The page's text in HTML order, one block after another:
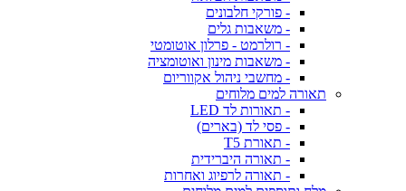
- פורקי חלבונים
- משאבות גלים
- רולרמט - פרלון אוטומטי
- משאבות מינון ואוטומציה
- מחשבי ניהול אקווריום
תאורה למים מלוחים
- תאורות לד LED
- פסי לד (בארים)
- תאורת T5
- תאורה היברידית
- תאורה לרפיוג ואחרות